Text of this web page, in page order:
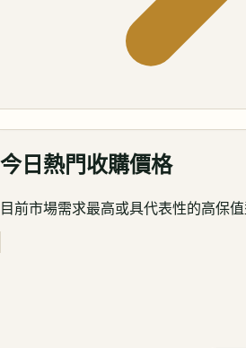
今日熱門收購價格
目前市場需求最高或具代表性的高保